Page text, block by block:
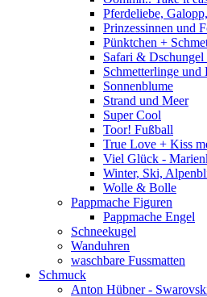
Pferdeliebe,
Prinzessinnen und
Pünktchen +
Safari & Dschungel
Schmetterlinge und
Sonnenblume
Strand und Meer
Super Cool
Toor! Fußball
True Love + Kiss
Viel Glück -
Winter, Ski,
Wolle & Bolle
Pappmache Figuren
Pappmache Engel
Schneekugel
Wanduhren
waschbare Fussmatten
Schmuck
Anton Hübner -